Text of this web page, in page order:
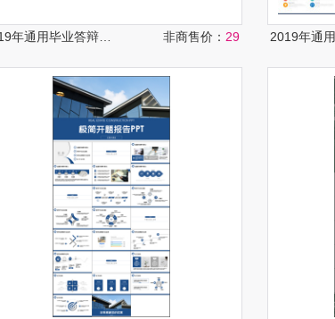
非商售价： 29